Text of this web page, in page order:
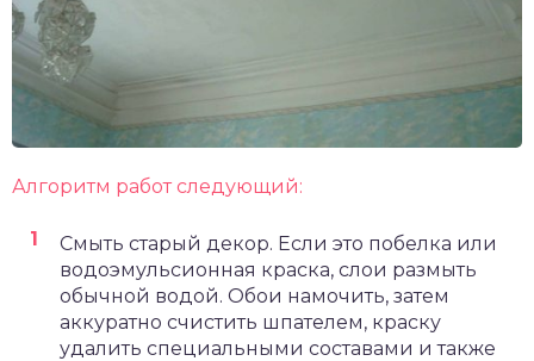
Алгоритм работ следующий:
Смыть старый декор. Если это побелка или
водоэмульсионная краска, слои размыть
обычной водой. Обои намочить, затем
аккуратно счистить шпателем, краску
удалить специальными составами и также